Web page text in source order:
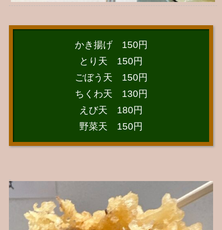
かき揚げ 150円
とり天 150円
ごぼう天 150円
ちくわ天 130円
えび天 180円
野菜天 150円